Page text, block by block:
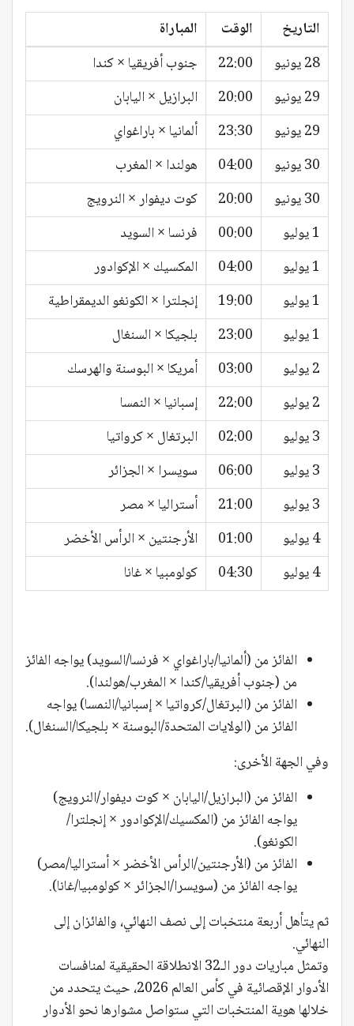
التاريخ
الوقت
المباراة
28 يونيو
22:00
جنوب أفريقيا × كندا
29 يونيو
20:00
البرازيل × اليابان
29 يونيو
23:30
ألمانيا × باراغواي
30 يونيو
04:00
هولندا × المغرب
30 يونيو
20:00
كوت ديفوار × النرويج
1 يوليو
00:00
فرنسا × السويد
1 يوليو
04:00
المكسيك × الإكوادور
1 يوليو
19:00
إنجلترا × الكونغو الديمقراطية
1 يوليو
23:00
بلجيكا × السنغال
2 يوليو
03:00
أمريكا × البوسنة والهرسك
2 يوليو
22:00
إسبانيا × النمسا
3 يوليو
02:00
البرتغال × كرواتيا
3 يوليو
06:00
سويسرا × الجزائر
3 يوليو
21:00
أستراليا × مصر
4 يوليو
01:00
الأرجنتين × الرأس الأخضر
4 يوليو
04:30 كولومبيا × غانا
الفائز من (ألمانيا/باراغواي × فرنسا/السويد) يواجه الفائز
من (جنوب أفريقيا/كندا × المغرب/هولندا).
الفائز من (البرتغال/كرواتيا × إسبانيا/النمسا) يواجه
الفائز من (الولايات المتحدة/البوسنة × بلجيكا/السنغال).
وفي الجهة الأخرى:
الفائز من (البرازيل/اليابان × كوت ديفوار/النرويج)
يواجه الفائز من (المكسيك/الإكوادور × إنجلترا/
الكونغو).
الفائز من (الأرجنتين/الرأس الأخضر × أستراليا/مصر)
يواجه الفائز من (سويسرا/الجزائر × كولومبيا/غانا).
ثم يتأهل أربعة منتخبات إلى نصف النهائي، والفائزان إلى
النهائي.
وتمثل مباريات دور الـ32 الانطلاقة الحقيقية لمنافسات
الأدوار الإقصائية في كأس العالم 2026، حيث يتحدد من
خلالها هوية المنتخبات التي ستواصل مشوارها نحو الأدوار